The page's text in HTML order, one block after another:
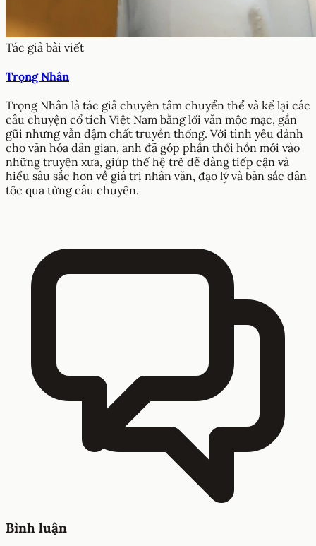
Tác giả bài viết
Trọng Nhân
Trọng Nhân là tác giả chuyên tâm chuyển thể và kể lại các
câu chuyện cổ tích Việt Nam bằng lối văn mộc mạc, gần
gũi nhưng vẫn đậm chất truyền thống. Với tình yêu dành
cho văn hóa dân gian, anh đã góp phần thổi hồn mới vào
những truyện xưa, giúp thế hệ trẻ dễ dàng tiếp cận và
hiểu sâu sắc hơn về giá trị nhân văn, đạo lý và bản sắc dân
tộc qua từng câu chuyện.
Bình luận